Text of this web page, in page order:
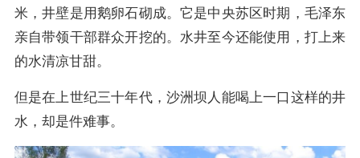
米，井壁是用鹅卵石砌成。它是中央苏区时期，毛泽东
亲自带领干部群众开挖的。水井至今还能使用，打上来
的水清凉甘甜。
但是在上世纪三十年代，沙洲坝人能喝上一口这样的井
水，却是件难事。